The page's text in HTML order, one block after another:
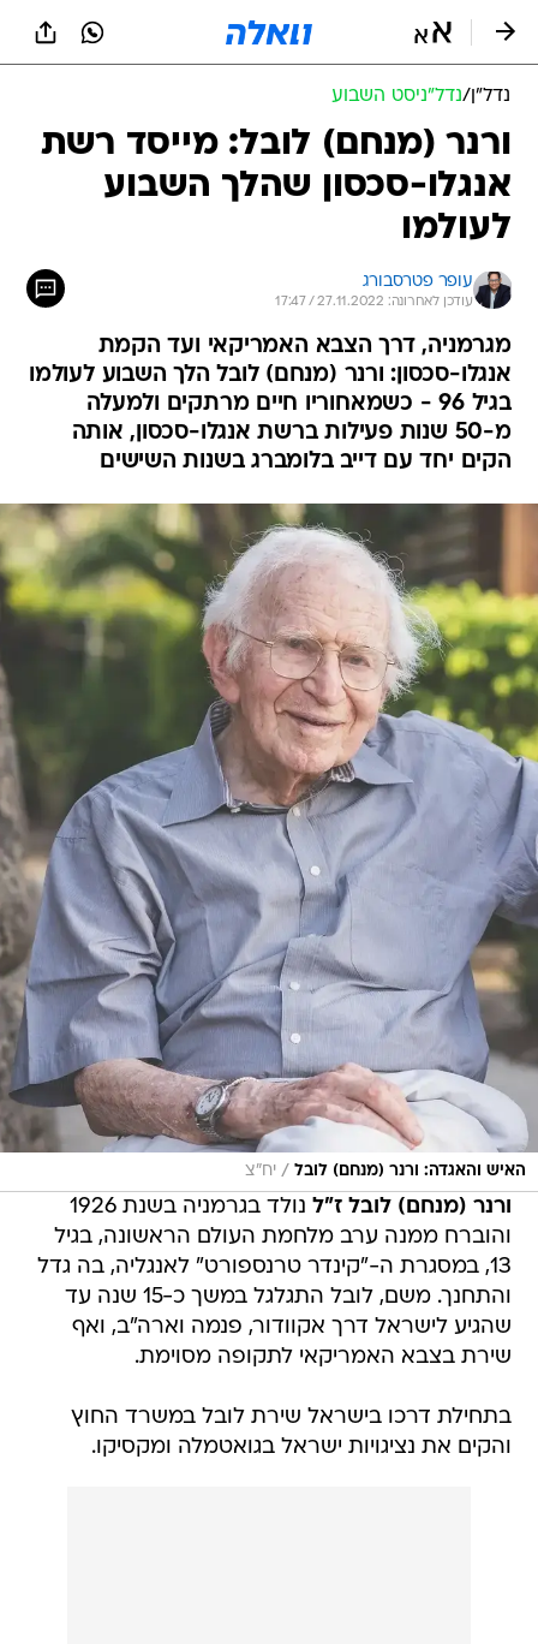
נדל״ן/נדל"ניסט השבוע
ורנר (מנחם) לובל: מייסד רשת
אנגלו-סכסון שהלך השבוע
לעולמו
עופר פטרסבורג
עודכן לאחרונה: 27.11.2022 / 17:47
מגרמניה, דרך הצבא האמריקאי ועד הקמת
אנגלו-סכסון: ורנר (מנחם) לובל הלך השבוע לעולמו
בגיל 96 - כשמאחוריו חיים מרתקים ולמעלה
מ-50 שנות פעילות ברשת אנגלו-סכסון, אותה
הקים יחד עם דייב בלומברג בשנות השישים
האיש והאגדה: ורנר (מנחם) לובל / יח"צ
ורנר (מנחם) לובל ז"ל
נולד בגרמניה בשנת 1926
והוברח ממנה ערב מלחמת העולם הראשונה, בגיל
13, במסגרת ה-"קינדר טרנספורט" לאנגליה, בה גדל
והתחנך. משם, לובל התגלגל במשך כ-15 שנה עד
שהגיע לישראל דרך אקוודור, פנמה וארה"ב, ואף
שירת בצבא האמריקאי לתקופה מסוימת.
בתחילת דרכו בישראל שירת לובל במשרד החוץ
והקים את נציגויות ישראל בגואטמלה ומקסיקו.